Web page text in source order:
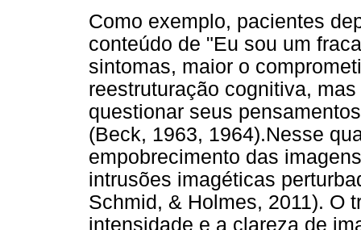
Como exemplo, pacientes
conteúdo de "Eu sou um
sintomas, maior o
reestruturação cognitiva,
questionar seus
(Beck, 1963, 1964).Nesse
empobrecimento das
intrusões imagéticas
Schmid, & Holmes, 2011). O
intensidade e a clareza de